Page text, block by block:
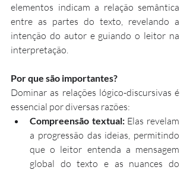
elementos indicam a relação semântica
entre as partes do texto, revelando a
intenção do autor e guiando o leitor na
interpretação.
Por que são importantes?
Dominar as relações lógico-discursivas é
essencial por diversas razões:
Compreensão textual: Elas revelam
a progressão das ideias, permitindo
que o leitor entenda a mensagem
global do texto e as nuances do